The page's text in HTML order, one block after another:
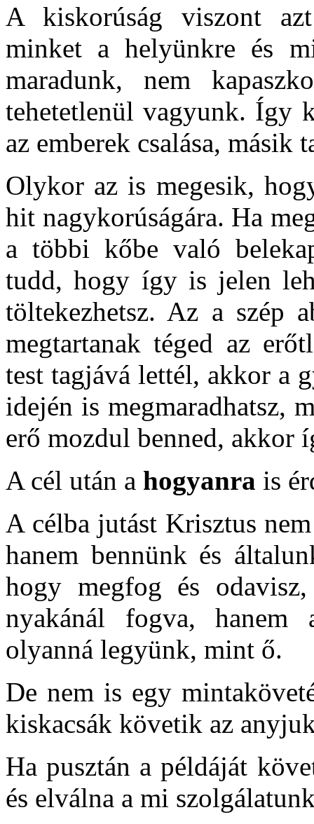
A kiskorúság viszont
minket a helyünkre és
maradunk, nem
tehetetlenül vagyunk. Így
az emberek csalása, másik
Olykor az is megesik,
hit nagykorúságára. Ha
a többi kőbe való
tudd, hogy így is jelen
töltekezhetsz. Az a szép
megtartanak téged az
test tagjává lettél, akkor a
idején is megmaradhatsz,
erő mozdul benned, akkor
A cél után a hogyanra is
A célba jutást Krisztus
hanem bennünk és
hogy megfog és
nyakánál fogva,
olyanná legyünk, mint ő.
De nem is egy
kiskacsák követik az
Ha pusztán a példáját
és elválna a mi